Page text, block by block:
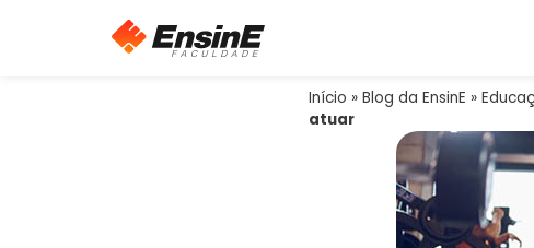
Início » Blog da EnsinE »
atuar